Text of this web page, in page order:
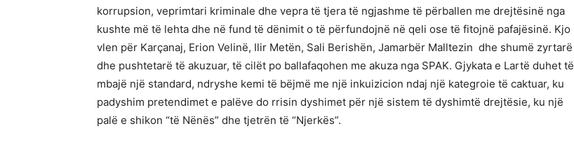
korrupsion, veprimtari kriminale dhe vepra të tjera të ngjashme të përballen me drejtësinë nga
kushte më të lehta dhe në fund të dënimit o të përfundojnë në qeli ose të fitojnë pafajësinë. Kjo
vlen për Karçanaj, Erion Velinë, Ilir Metën, Sali Berishën, Jamarbër Malltezin dhe shumë zyrtarë
dhe pushtetarë të akuzuar, të cilët po ballafaqohen me akuza nga SPAK. Gjykata e Lartë duhet të
mbajë një standard, ndryshe kemi të bëjmë me një inkuizicion ndaj një kategroie të caktuar, ku
padyshim pretendimet e palëve do rrisin dyshimet për një sistem të dyshimtë drejtësie, ku një
palë e shikon “të Nënës” dhe tjetrën të “Njerkës”.